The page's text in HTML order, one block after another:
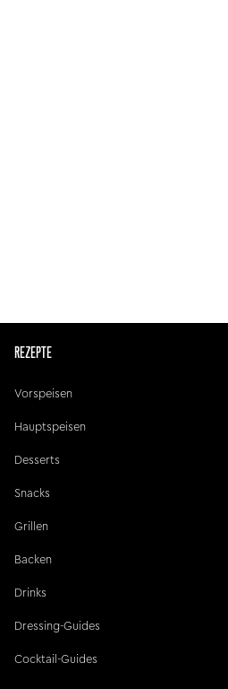
REZEPTE
Vorspeisen
Hauptspeisen
Desserts
Snacks
Grillen
Backen
Drinks
Dressing-Guides
Cocktail-Guides